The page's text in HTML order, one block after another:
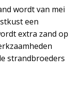
wordt van mei
een
extra zand op
strandbroeders